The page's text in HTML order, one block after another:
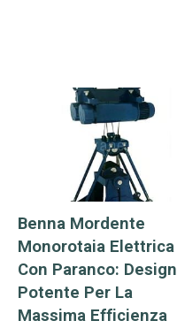
di pietra. Oggetti
sparsi, lunghi e simili
a strisce: rottami di
acciaio, legno, grandi
pezzi di minerale.
Benna Mordente
Monorotaia Elettrica
Con Paranco: Design
Potente Per La
Massima Efficienza